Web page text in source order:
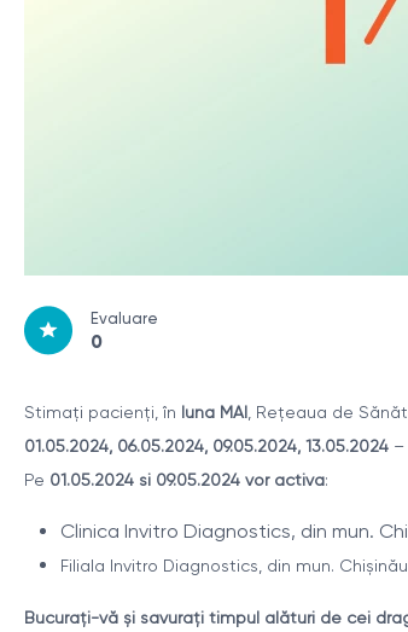
Evaluare
0
Stimați pacienți, în luna MAI , Rețeaua de
01.05.2024, 06.05.2024, 09.05.2024, 13.05.2024 –
Pe 01.05.2024 si 09.05.2024 vor activa:
Clinica Invitro Diagnostics, din mun.
Filiala Invitro Diagnostics, din mun.
Bucurați-vă și savurați timpul alături de cei